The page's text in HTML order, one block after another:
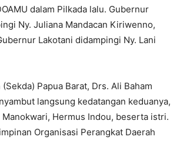
dalam Pilkada lalu. Gubernur
Ny. Juliana Mandacan Kiriwenno,
Lakotani didampingi Ny. Lani
Papua Barat, Drs. Ali Baham
langsung kedatangan keduanya,
Hermus Indou, beserta istri.
Organisasi Perangkat Daerah